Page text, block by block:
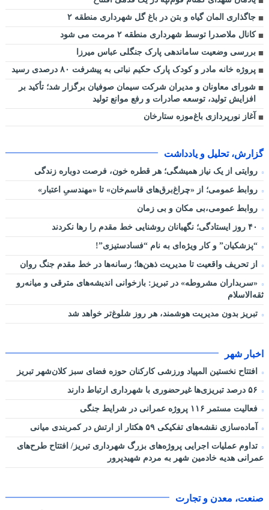
جاگذاری المان گیاه و بتن در باغ گل شهرداری منطقه ۲
کانال ملاصدرا توسط شهرداری منطقه ۲ مرمت می شود
بررسی وضعیت ساماندهی پارک جنگلی عباس میرزا
پروژه خانه مادر و کودک پارک حکیم نباتی به پیشرفت ۸۰ درصدی رسید
شورای معاونان و مدیران شرکت سیمان صوفیان برگزار شد؛ تأکید بر
افزایش تولید، توسعه صادرات و رفع موانع تولید
آغاز نورپردازی باغ‌موزه ستارخان
گزارش، تحلیل و یادداشت
روایتی از یک نیاز همیشگی؛ هر قطره خون، فرصت دوباره زندگی
روابط عمومی؛ از «چراغ‌برق‌های قاسم‌خان» تا «مهندسیِ اعتبار»
روابط عمومی،بی مکان و بی زمان
“پزشکیان” و کار ویژه‌ای به نام “فسادستیزی”!
از تحریف واقعیت تا مدیریت ذهن‌ها؛ رسانه‌ها در خط مقدم جنگ روان
«سربداران مشروطه» در تبریز: بازخوانی اندیشه‌های مترقی و میانه‌رو
ثقه‌الاسلام
تبریز بدون مدیریت هوشمند، هر روز شلوغ‌تر خواهد شد
اخبار شهر
افتتاح نخستین المپیاد ورزشی کارکنان حوزه فضای سبز کلان‌شهر تبریز
فعالیت مستمر ۱۱۶ پروژه عمرانی در شرایط جنگی
آماده‌سازی نقشه‌های تفکیکی ۵۹ هکتار از ارتش در کمربندی میانی
تداوم عملیات اجرایی پروژه‌های بزرگ شهرداری تبریز/ افتتاح طرح‌های
عمرانی هدیه خادمین شهر به مردم شهیدپرور
صنعت، معدن و تجارت